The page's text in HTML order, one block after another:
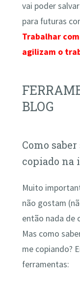
vai poder
para futuras
Trabalhar
agilizam o
BLOG
Como
copiado na
Muito
não gostam
então nada de
Mas como
me copiando?
ferramentas: